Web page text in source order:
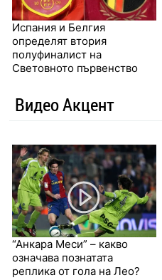
Испания и Белгия
определят втория
полуфиналист на
Световното първенство
Видео Акцент
“Анкара Меси” – какво
означава познатата
реплика от гола на Лео?